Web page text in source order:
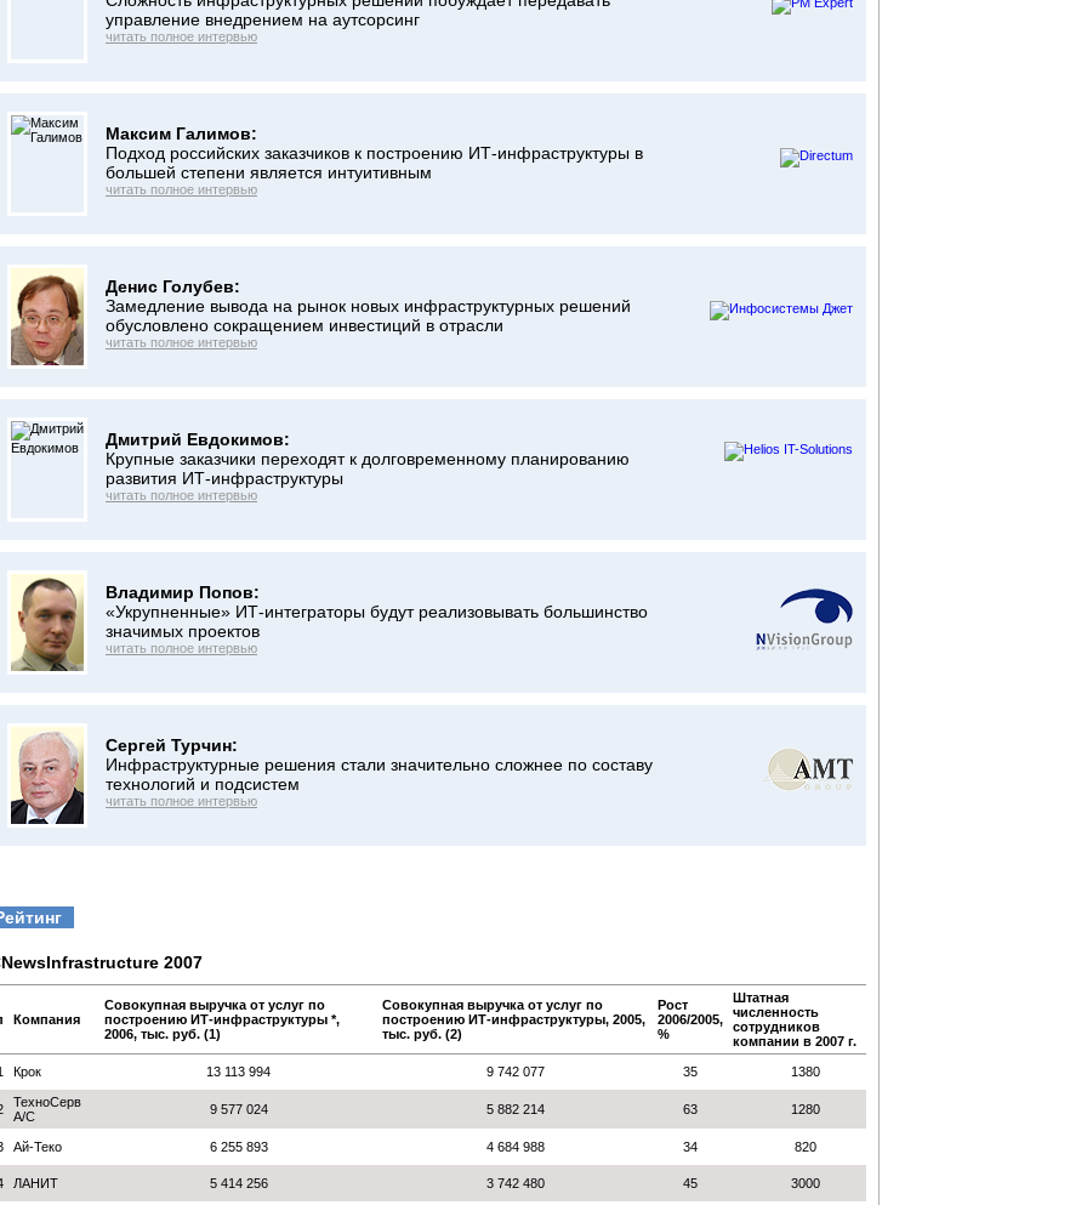
управление внедрением на аутсорсинг
читать полное интервью
Максим Галимов:
Подход российских заказчиков к построению ИТ-инфраструктуры в
большей степени является интуитивным
читать полное интервью
Денис Голубев:
Замедление вывода на рынок новых инфраструктурных решений
обусловлено сокращением инвестиций в отрасли
читать полное интервью
Дмитрий Евдокимов:
Крупные заказчики переходят к долговременному планированию
развития ИТ-инфраструктуры
читать полное интервью
Владимир Попов:
«Укрупненные» ИТ-интеграторы будут реализовывать большинство
значимых проектов
читать полное интервью
Сергей Турчин:
Инфраструктурные решения стали значительно сложнее по составу
технологий и подсистем
читать полное интервью
2007
Компания
Совокупная выручка от услуг по
построению ИТ-инфраструктуры *,
2006, тыс. руб. (1)
Совокупная выручка от услуг по
построению ИТ-инфраструктуры, 2005,
тыс. руб. (2)
Рост
2006/2005,
%
Штатная
численность
сотрудников
компании в 2007 г.
Крок 13 113 994 9 742 077 35 1380
ТехноСерв
А/С
9 577 024 5 882 214 63 1280
Ай-Теко 6 255 893 4 684 988 34 820
ЛАНИТ 5 414 256 3 742 480 45 3000